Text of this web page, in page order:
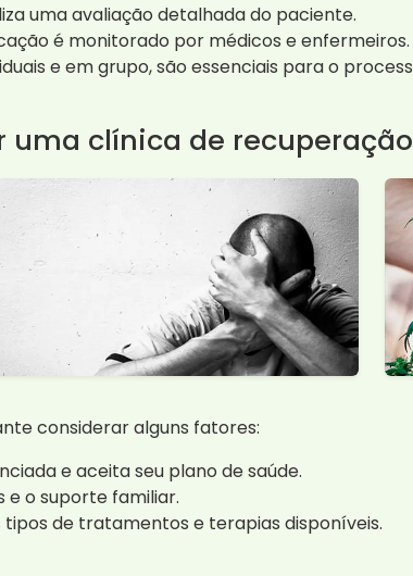
uma avaliação detalhada do paciente.
é monitorado por médicos e enfermeiros.
e em grupo, são essenciais para o
uma clínica de
considerar alguns fatores:
e aceita seu plano de saúde.
e o suporte familiar.
de tratamentos e terapias disponíveis.